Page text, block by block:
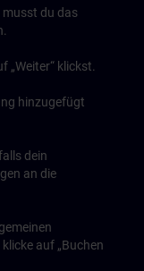
musst du das
„Weiter“ klickst.
hinzugefügt
dein
an die
auf „Buchen